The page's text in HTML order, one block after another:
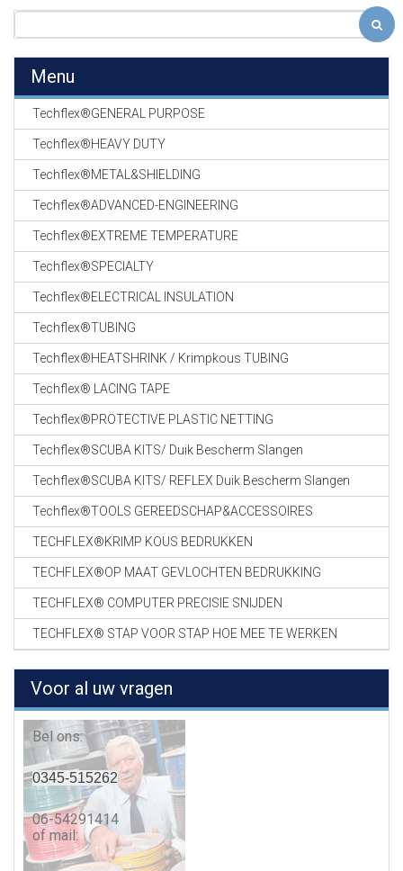
Menu
Techflex®GENERAL PURPOSE
Techflex®HEAVY DUTY
Techflex®METAL&SHIELDING
Techflex®ADVANCED-ENGINEERING
Techflex®EXTREME TEMPERATURE
Techflex®SPECIALTY
Techflex®ELECTRICAL INSULATION
Techflex®TUBING
Techflex®HEATSHRINK / Krimpkous TUBING
Techflex® LACING TAPE
Techflex®PROTECTIVE PLASTIC NETTING
Techflex®SCUBA KITS/ Duik Bescherm Slangen
Techflex®SCUBA KITS/ REFLEX Duik Bescherm Slangen
Techflex®TOOLS GEREEDSCHAP&ACCESSOIRES
TECHFLEX®KRIMP KOUS BEDRUKKEN
TECHFLEX®OP MAAT GEVLOCHTEN BEDRUKKING
TECHFLEX® COMPUTER PRECISIE SNIJDEN
TECHFLEX® STAP VOOR STAP HOE MEE TE WERKEN
Voor al uw vragen
Bel ons:
0345-515262
06-54291414
of mail: